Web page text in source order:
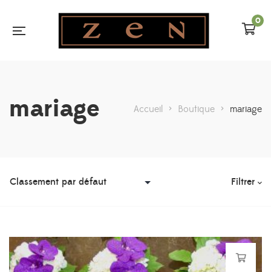
0
mariage Accueil > Boutique > mariage
Filtrer